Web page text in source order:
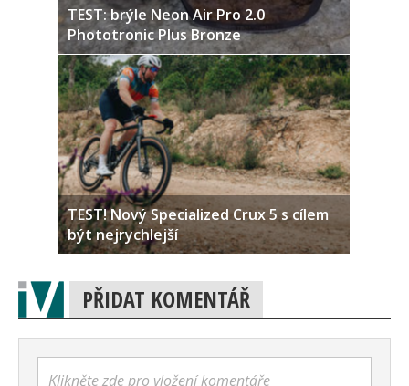
TEST: brýle Neon Air Pro 2.0
Phototronic Plus Bronze
TEST! Nový Specialized Crux 5 s cílem
být nejrychlejší
PŘIDAT KOMENTÁŘ
Klikněte zde pro vložení komentáře